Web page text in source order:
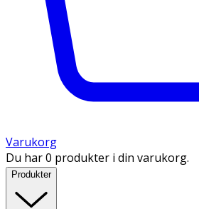
Varukorg
Du har 0 produkter i din varukorg.
Produkter